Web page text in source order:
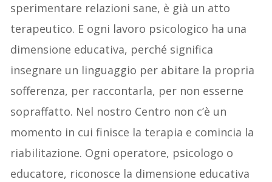
sperimentare relazioni sane, è già un atto
terapeutico. E ogni lavoro psicologico ha una
dimensione educativa, perché significa
insegnare un linguaggio per abitare la propria
sofferenza, per raccontarla, per non esserne
sopraffatto. Nel nostro Centro non c’è un
momento in cui finisce la terapia e comincia la
riabilitazione. Ogni operatore, psicologo o
educatore, riconosce la dimensione educativa